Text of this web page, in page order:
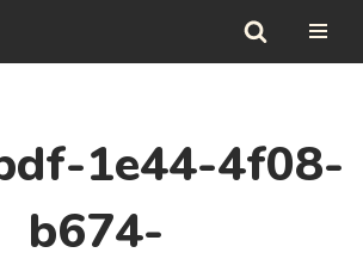
1e44-4f08-
b674-